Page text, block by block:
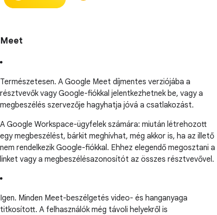
Meet
Természetesen. A Google Meet díjmentes verziójába a
résztvevők vagy Google-fiókkal jelentkezhetnek be, vagy a
megbeszélés szervezője hagyhatja jóvá a csatlakozást.
A Google Workspace-ügyfelek számára: miután létrehozott
egy megbeszélést, bárkit meghívhat, még akkor is, ha az illető
nem rendelkezik Google-fiókkal. Ehhez elegendő megosztani a
linket vagy a megbeszélésazonosítót az összes résztvevővel.
Igen. Minden Meet-beszélgetés video- és hanganyaga
titkosított. A felhasználók még távoli helyekről is